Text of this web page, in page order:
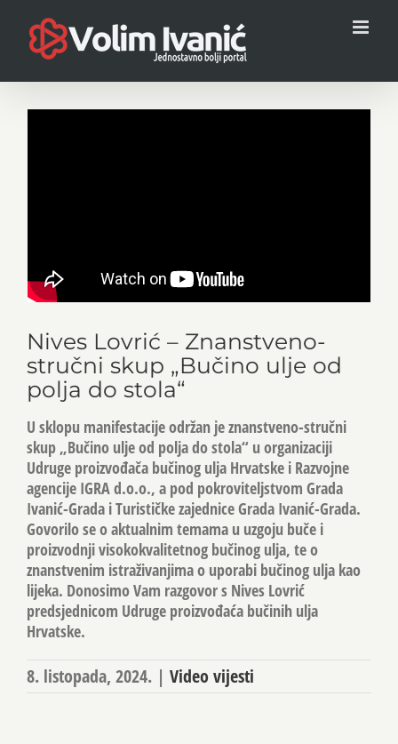
content
Nives Lovrić – Znanstveno-
stručni skup „Bučino ulje od
polja do stola“
U sklopu manifestacije održan je znanstveno-stručni
skup „Bučino ulje od polja do stola“ u organizaciji
Udruge proizvođača bučinog ulja Hrvatske i Razvojne
agencije IGRA d.o.o., a pod pokroviteljstvom Grada
Ivanić-Grada i Turističke zajednice Grada Ivanić-Grada.
Govorilo se o aktualnim temama u uzgoju buče i
proizvodnji visokokvalitetnog bučinog ulja, te o
znanstvenim istraživanjima o uporabi bučinog ulja kao
lijeka. Donosimo Vam razgovor s Nives Lovrić
predsjednicom Udruge proizvođaća bučinih ulja
Hrvatske.
8. listopada, 2024. | Video vijesti